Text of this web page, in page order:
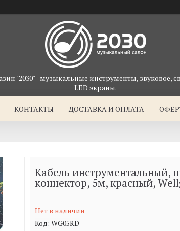
"2030" - музыкальные инструменты, звуковое,
LED экраны.
КОНТАКТЫ ДОСТАВКА И ОПЛАТА
Кабель инструментальный,
коннектор, 5м, красный,
Нет в наличии
Код: WG05RD